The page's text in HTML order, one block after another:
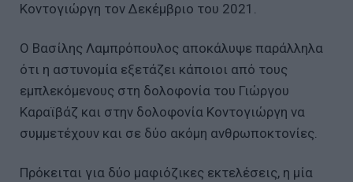
Κοντογιώργη τον Δεκέμβριο του 2021.
Ο Βασίλης Λαμπρόπουλος αποκάλυψε παράλληλα
ότι η αστυνομία εξετάζει κάποιοι από τους
εμπλεκόμενους στη δολοφονία του Γιώργου
Καραϊβάζ και στην δολοφονία Κοντογιώργη να
συμμετέχουν και σε δύο ακόμη ανθρωποκτονίες.
Πρόκειται για δύο μαφιόζικες εκτελέσεις, η μία